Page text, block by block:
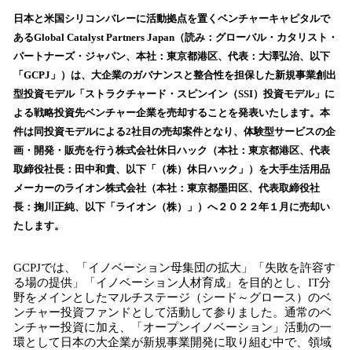
！
数
を
読
込
み
中
で
す
日本と米国シリコンバレーに活動拠点を置くベンチャーキャピタルで
あるGlobal Catalyst Partners Japan（読み：グローバル・カタリスト・
パートナーズ・ジャパン、本社：東京都港区、代表：大澤弘治、以下
「GCPJ」）は、大企業のガバナンスと整合性を担保した新規事業創出
型投資モデル「ストラクチャード・スピンイン（SSI）投資モデル」に
よる戦略投資先ベンチャー企業を売却することを発表いたします。本
件は同投資モデルによる2社目の売却案件となり、体験型サービスの企
画・開発・販売を行う株式会社休日ハック（本社：東京都港区、代表
取締役社長：田中和貴、以下「（株）休日ハック」）を大手生活用品
メーカーのライオン株式会社（本社：東京都墨田区、代表取締役社
長：掬川正純、以下「ライオン（株）」）へ２０２２年１月に売却い
たします。
GCPJでは、「イノベーション母集団の拡大」「失敗を許容す
る場の提供」「イノベーション人材育成」を目的とし、IT分
野をメインとしたマルチステージ（シード～グロース）のベ
ンチャー投資ファンドとして活動して参りました。通常のベ
ンチャー投資に加え、「オープンイノベーション」活動の一
環として日本の大企業が新規事業開発に取り組む中で、領域